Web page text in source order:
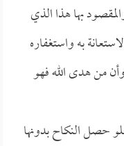
بها هذا الذي
به واستغفاره
من هدى الله فهو
حصل النكاح بدونها